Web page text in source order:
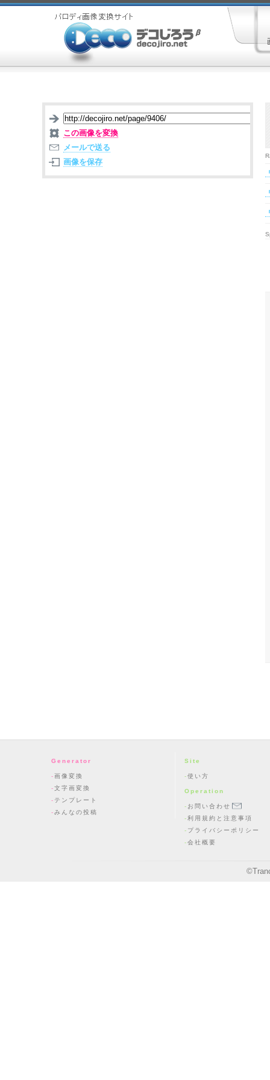
この画像を変換
メールで送る
画像を保存
Generator
画像変換
文字画変換
テンプレート
みんなの投稿
Site
使い方
Operation
お問い合わせ
利用規約と注意事項
プライバシーポリシー
会社概要
©